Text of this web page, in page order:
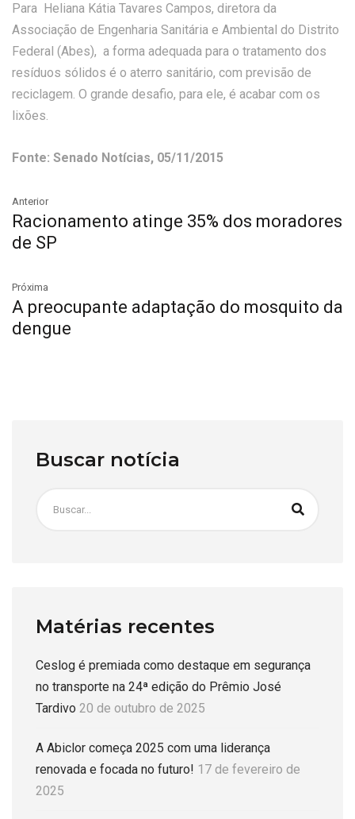
Para Heliana Kátia Tavares Campos, diretora da
Associação de Engenharia Sanitária e Ambiental do Distrito
Federal (Abes), a forma adequada para o tratamento dos
resíduos sólidos é o aterro sanitário, com previsão de
reciclagem. O grande desafio, para ele, é acabar com os
lixões.
Fonte: Senado Notícias, 05/11/2015
Anterior
Racionamento atinge 35% dos moradores
de SP
Próxima
A preocupante adaptação do mosquito da
dengue
Buscar notícia
Matérias recentes
Ceslog é premiada como destaque em segurança
no transporte na 24ª edição do Prêmio José
Tardivo 20 de outubro de 2025
A Abiclor começa 2025 com uma liderança
renovada e focada no futuro! 17 de fevereiro de
2025